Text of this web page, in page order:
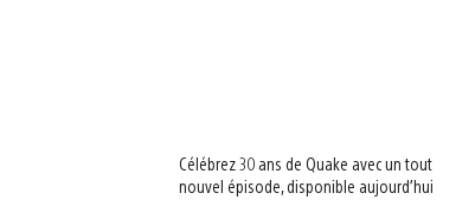
Célébrez 30 ans de Quake avec un tout
nouvel épisode, disponible aujourd’hui